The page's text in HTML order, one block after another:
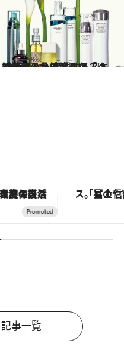
2015.2.1
綾瀬はるかのような「ゆで卵肌」を 実現するスキンケアの具体策とは？
ビューティ＆ヘルス
のは地域の意識を変えること」。ロレックス賞受賞の自然保護活動家が実現させたナイジェリアの自然環境の復活
事一覧